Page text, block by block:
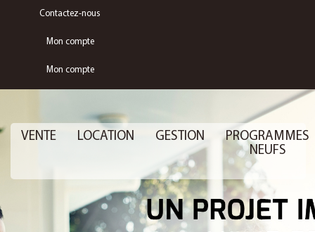
Contactez-nous
Mon compte
Mon compte
VENTE LOCATION GESTION
PROGRAMMES
NEUFS